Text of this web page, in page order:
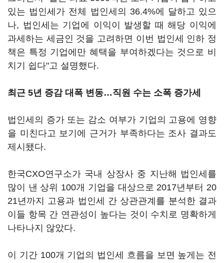
있는 법인세가 전체 법인세의 36.4%에 달하고 있으
나, 법인세는 기업에 이익이 발생할 때 해당 이익에
과세하는 세금인 것을 고려하면 이번 법인세 인하 정
책은 특정 기업에만 혜택을 부여하겠다는 것으로 비
치기 쉽다"고 설명했다.
최근 5년 증감 대폭 변동…직원 수는 소폭 증가세
법인세의 증가 또는 감소 여부가 기업의 고용에 영향
을 미친다고 보기에 근거가 부족하다는 조사 결과도
제시됐다.
한국CXO연구소가 국내 상장사 중 지난해 법인세를
많이 낸 상위 100개 기업을 대상으로 2017년부터 20
21년까지 고용과 법인세 간 상관관계를 분석한 결과
이들 항목 간 연관성이 높다는 것이 수치로 명확하게
나타나지 않았다.
이 기간 100개 기업의 법인세 흐름을 보면 높게는 전